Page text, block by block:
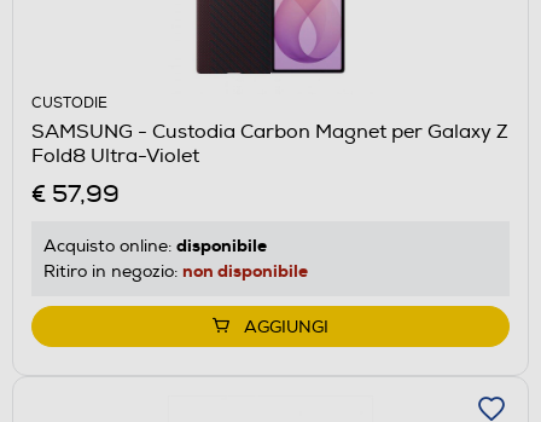
CUSTODIE
SAMSUNG - Custodia Carbon Magnet per Galaxy Z
Fold8 Ultra-Violet
€ 57,99
Acquisto online: disponibile
Ritiro in negozio: non disponibile
AGGIUNGI